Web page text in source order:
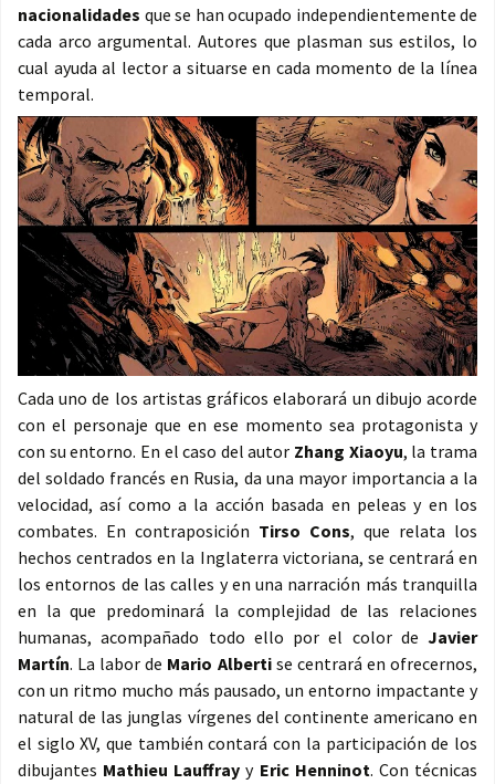
nacionalidades que se han ocupado independientemente de
cada arco argumental. Autores que plasman sus estilos, lo
cual ayuda al lector a situarse en cada momento de la línea
temporal.
Cada uno de los artistas gráficos elaborará un dibujo acorde
con el personaje que en ese momento sea protagonista y
con su entorno. En el caso del autor Zhang Xiaoyu, la trama
del soldado francés en Rusia, da una mayor importancia a la
velocidad, así como a la acción basada en peleas y en los
combates. En contraposición Tirso Cons, que relata los
hechos centrados en la Inglaterra victoriana, se centrará en
los entornos de las calles y en una narración más tranquilla
en la que predominará la complejidad de las relaciones
humanas, acompañado todo ello por el color de Javier
Martín. La labor de Mario Albertise centrará en ofrecernos,
con un ritmo mucho más pausado, un entorno impactante y
natural de las junglas vírgenes del continente americano en
el siglo XV, que también contará con la participación de los
dibujantes Mathieu Lauffray y Eric Henninot. Con técnicas